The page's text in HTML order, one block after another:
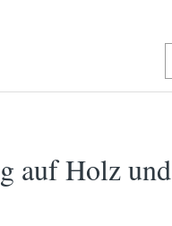
auf Holz und